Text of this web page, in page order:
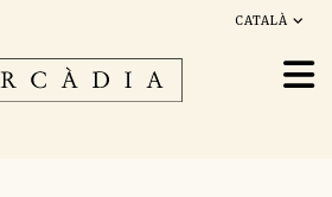
CATALÀ